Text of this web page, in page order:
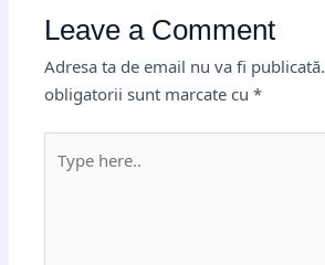
Leave a Comment
Adresa ta de email nu va fi publicată.
obligatorii sunt marcate cu*
here..